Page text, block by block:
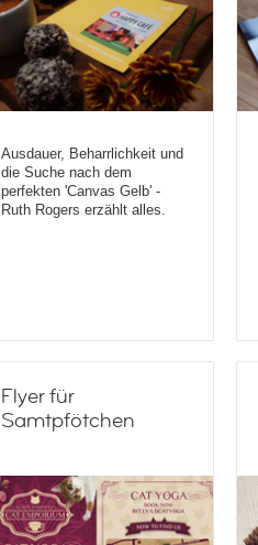
Ausdauer, Beharrlichkeit und
die Suche nach dem
perfekten 'Canvas Gelb' -
Ruth Rogers erzählt alles.
Flyer für
Samtpfötchen